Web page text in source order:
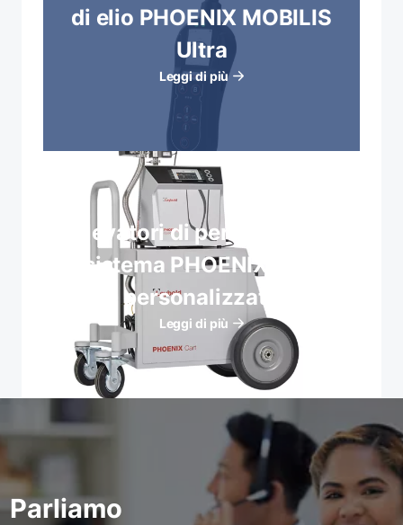
di elio PHOENIX MOBILIS
Ultra
Leggi di più
Rilevatori di perdite mobili
sistema PHOENIX Cart
personalizzato
Leggi di più
Parliamo